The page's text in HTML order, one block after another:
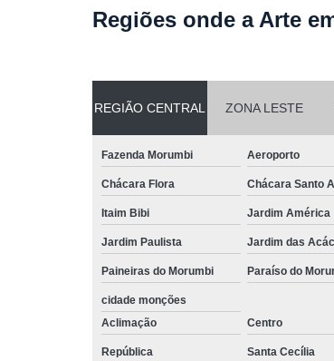
Regiões onde a Arte
REGIÃO CENTRAL ZONA LESTE
Fazenda Morumbi Aeroporto
Chácara Flora Chácara Santo
Itaim Bibi Jardim América
Jardim Paulista Jardim das
Paineiras do Morumbi Paraíso do
cidade monções
Aclimação
Centro
República Santa Cecília